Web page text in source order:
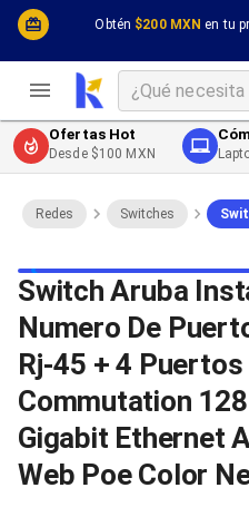
Obtén $200 MXN en tu
Cómputo y Hardware
Desktop y Portátiles
Impresión y Consumibles
Celulares y Telefonía
Energía
Cómputo y Hardware
Cables
Cables PC
Cables PC USB
Cables PC Serial
Cables PC SATA / eSATA
Cables PC SAS
Cables PC VGA / HD15
Cables de Audio / Video
Cables de Audio / Video
Cables de Audio / Video
Cables de Audio / Video
Cables de Audio / Video
Cables de Energía
Cables de Poder (Interno)
Cables de Poder (Externo)
Cables de Red
Cables Patch
Cables Fibra Óptica
Ofertas Hot
Desde $100 MXN
Redes Switches
Switch Aruba
Numero De
Rj-45 + 4
Commutation
Gigabit Ethernet
Web Poe Color